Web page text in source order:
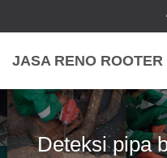
JASA RENO ROOTER
Deteksi pipa